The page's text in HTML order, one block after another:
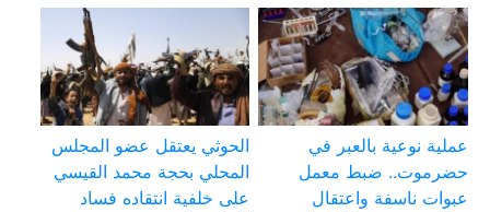
عملية نوعية بالعبر في
حضرموت.. ضبط معمل
عبوات ناسفة واعتقال
الحوثي يعتقل عضو المجلس
المحلي بحجة محمد القيسي
على خلفية انتقاده فساد